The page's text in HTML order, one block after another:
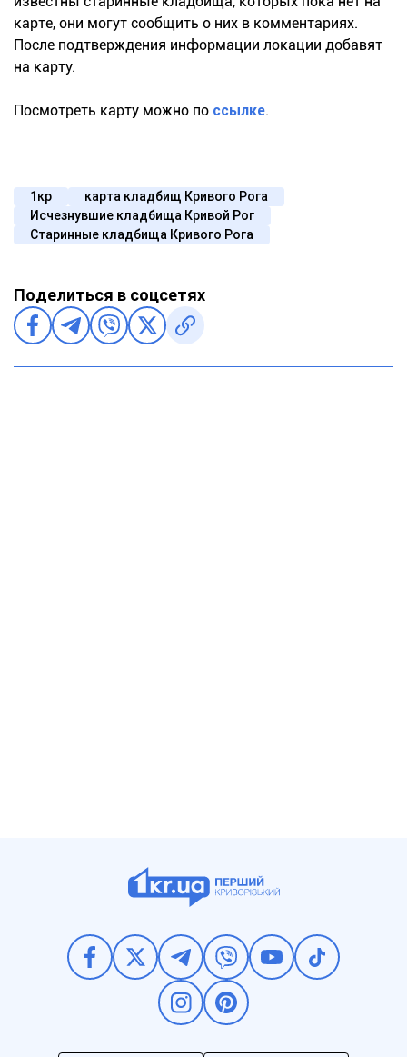
карте, они могут сообщить о них в комментариях.
После подтверждения информации локации добавят
на карту.
Посмотреть карту можно по ссылке.
1кр
карта кладбищ Кривого Рога
Исчезнувшие кладбища Кривой Рог
Старинные кладбища Кривого Рога
Поделиться в соцсетях